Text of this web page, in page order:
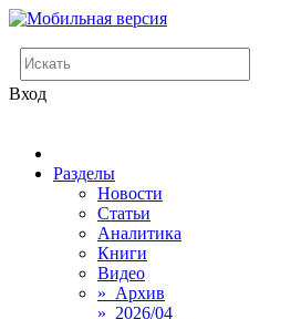
Вход
Разделы
Новости
Статьи
Аналитика
Книги
Видео
» Архив
» 2026/04